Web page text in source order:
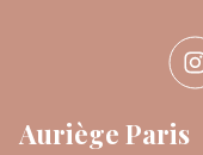
Auriège Paris